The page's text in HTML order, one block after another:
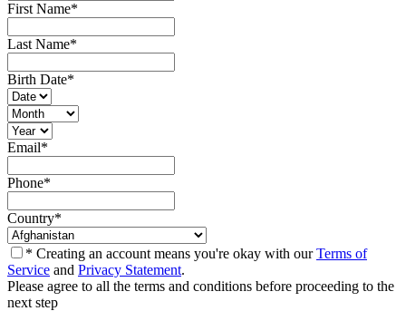
First Name*
Last Name*
Birth Date*
Email*
Phone*
Country*
* Creating an account means you're okay with ourTerms of
Service and Privacy Statement.
Please agree to all the terms and conditions before proceeding to the
next step